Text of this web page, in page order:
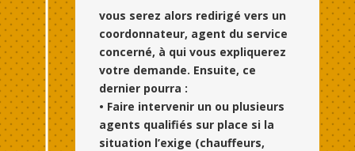
vous serez alors redirigé vers un
coordonnateur, agent du service
concerné, à qui vous expliquerez
votre demande. Ensuite, ce
dernier pourra :
• Faire intervenir un ou plusieurs
agents qualifiés sur place si la
situation l’exige (chauffeurs,